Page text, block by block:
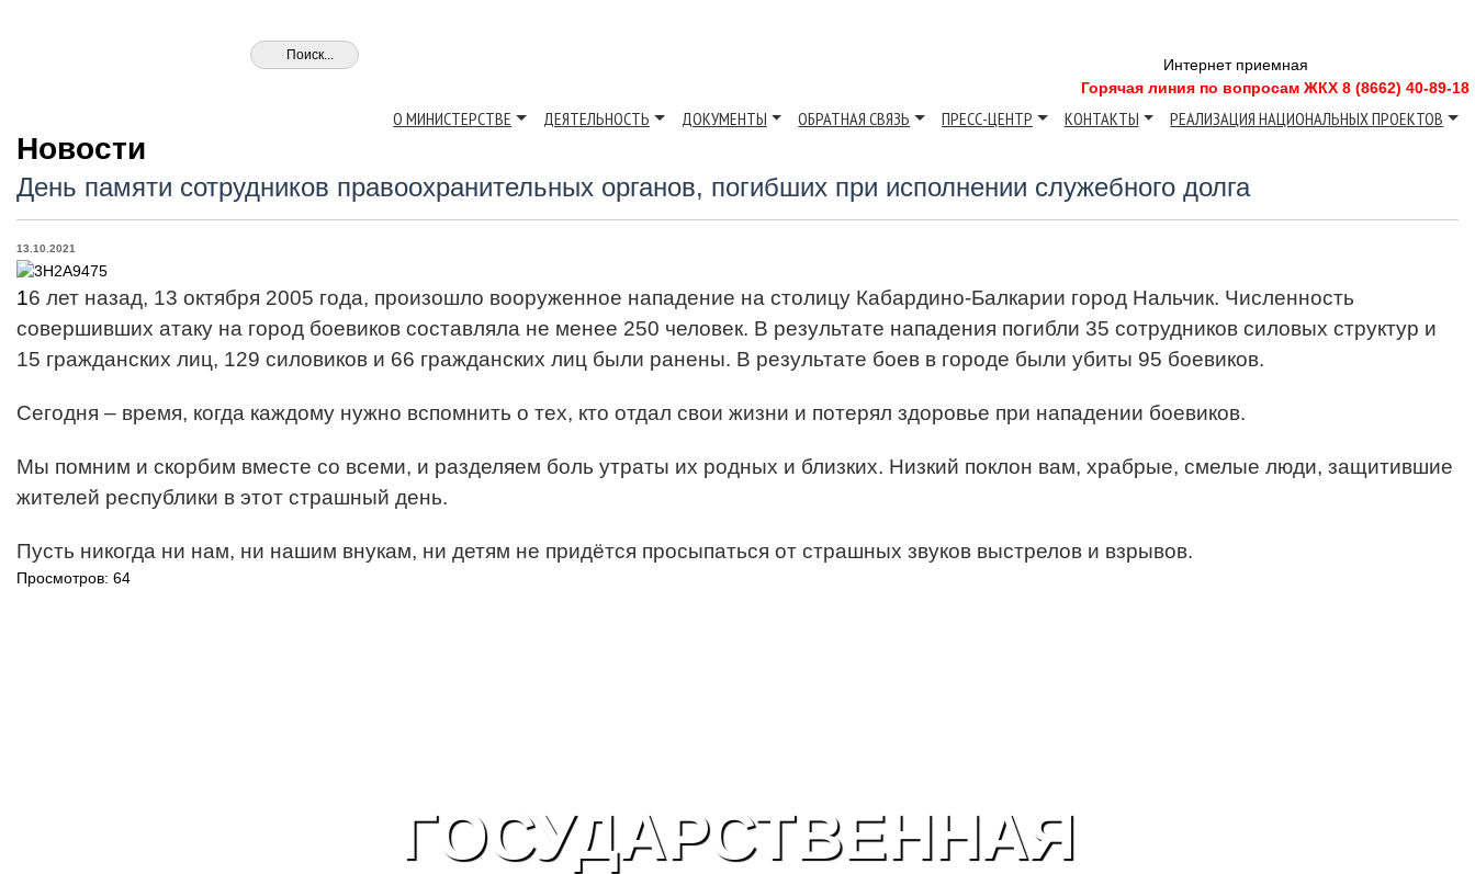
Интернет приемная
Горячая линия по вопросам ЖКХ 8 (8662) 40-89-18
О МИНИСТЕРСТВЕ ДЕЯТЕЛЬНОСТЬ ДОКУМЕНТЫ ОБРАТНАЯ СВЯЗЬ ПРЕСС-ЦЕНТР КОНТАКТЫ РЕАЛИЗАЦИЯ НАЦИОНАЛЬНЫХ ПРОЕКТОВ
Новости
День памяти сотрудников правоохранительных органов, погибших при исполнении служебного долга
13.10.2021
16 лет назад, 13 октября 2005 года, произошло вооруженное нападение на столицу Кабардино-Балкарии город Нальчик. Численность
совершивших атаку на город боевиков составляла не менее 250 человек. В результате нападения погибли 35 сотрудников силовых структур и
15 гражданских лиц, 129 силовиков и 66 гражданских лиц были ранены. В результате боев в городе были убиты 95 боевиков.
Сегодня – время, когда каждому нужно вспомнить о тех, кто отдал свои жизни и потерял здоровье при нападении боевиков.
Мы помним и скорбим вместе со всеми, и разделяем боль утраты их родных и близких. Низкий поклон вам, храбрые, смелые люди, защитившие
жителей республики в этот страшный день.
Пусть никогда ни нам, ни нашим внукам, ни детям не придётся просыпаться от страшных звуков выстрелов и взрывов.
Просмотров: 64
ГОСУДАРСТВЕННАЯ